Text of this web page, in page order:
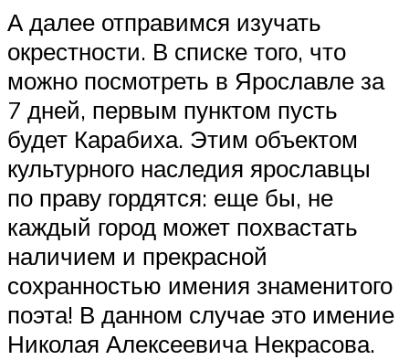
А далее отправимся изучать
окрестности. В списке того, что
можно посмотреть в Ярославле за
7 дней, первым пунктом пусть
будет Карабиха. Этим объектом
культурного наследия ярославцы
по праву гордятся: еще бы, не
каждый город может похвастать
наличием и прекрасной
сохранностью имения знаменитого
поэта! В данном случае это имение
Николая Алексеевича Некрасова.